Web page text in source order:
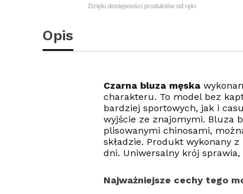
Dzięki dostępności produktów od ręki
Opis
Czarna bluza męska
charakteru. To model bez
bardziej sportowych, jak i
wyjście ze znajomymi. Bluza
plisowanymi chinosami,
składzie. Produkt wykonany
dni. Uniwersalny krój
Najważniejsze cechy tego